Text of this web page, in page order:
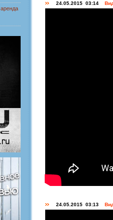
аренда
24.05.2015 03:14
24.05.2015 03:13